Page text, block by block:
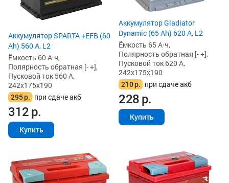
Аккумулятор SPARTA +EFB (60
Ah) 560 А, L2
Ёмкость 60 А·ч,
Полярность обратная [- +],
Пусковой ток 560 А,
242x175x190
295р. при сдаче акб
312р.
Купить
Аккумулятор Gladiator
Dynamic (65 Ah) 620 А, L2
Ёмкость 65 А·ч,
Полярность обратная [- +],
Пусковой ток 620 А,
242x175x190
210р. при сдаче акб
228р.
Купить